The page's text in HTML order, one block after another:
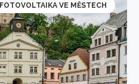
FOTOVOLTAIKA VE MĚSTECH